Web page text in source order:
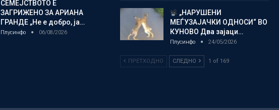
СЕМЕЈСТВОТО Е
ЗАГРИЖЕНО ЗА АРИАНА
ГРАНДЕ „Не е добро, ја…
Плусинфо 06/08/2026
„НАРУШЕНИ
МЕЃУЗАЈАЧКИ ОДНОСИ“ ВО
КУНОВО Два зајаци…
Плусинфо 24/05/2026
ПРЕТХОДНО СЛЕДНО 1 of 169